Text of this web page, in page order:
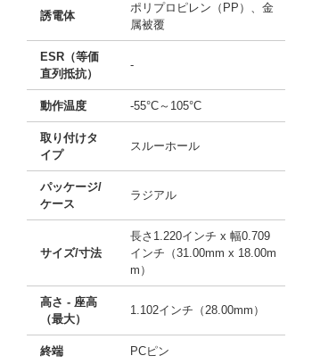
誘電体
ポリプロピレン（PP）、金
属被覆
ESR（等価
直列抵抗）
-
動作温度 -55°C～105°C
取り付けタ
イプ
スルーホール
パッケージ/
ケース
ラジアル
サイズ/寸法
長さ1.220インチ x 幅0.709
インチ（31.00mm x 18.00m
m）
高さ - 座高
（最大）
1.102インチ（28.00mm）
終端 PCピン